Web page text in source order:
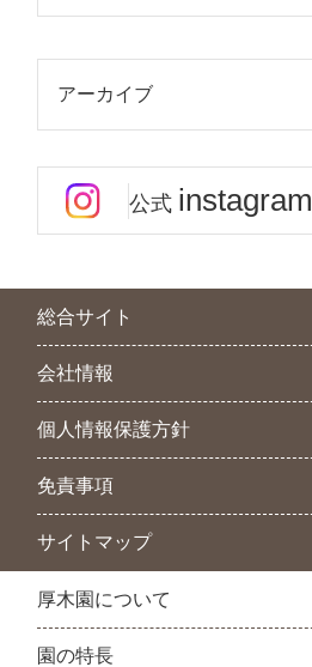
アーカイブ
公式 instagram
総合サイト
会社情報
個人情報保護方針
免責事項
サイトマップ
厚木園について
園の特長